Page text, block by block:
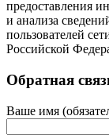
предоставления
и анализа
пользователей
Российской
Обратная
Ваше имя